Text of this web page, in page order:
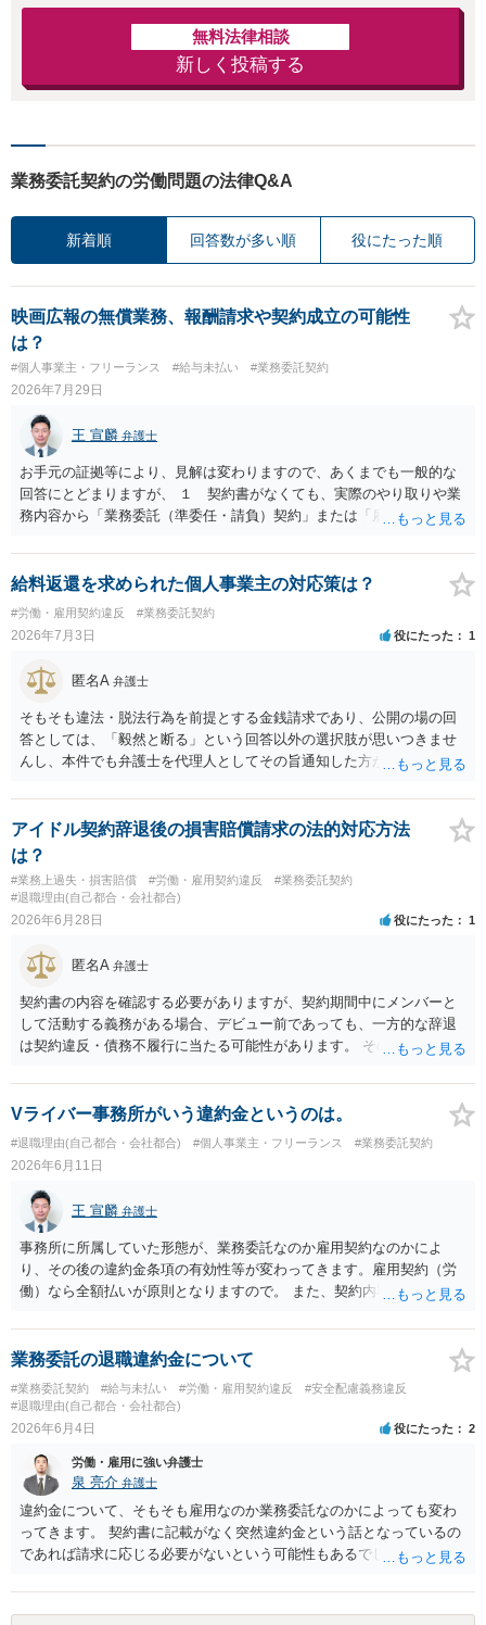
無料法律相談
新しく投稿する
業務委託契約の労働問題の法律Q&A
新着順 回答数が多い順 役にたった順
映画広報の無償業務、報酬請求や契約成立の可能性
は？
#個人事業主・フリーランス #給与未払い #業務委託契約
2026年7月29日
王 宣麟 弁護士
お手元の証拠等により、見解は変わりますので、あくまでも一般的な
回答にとどまりますが、 １ 契約書がなくても、実際のやり取りや業
務内容から「業務委託（準委任・請負）契約」または「雇用契約」が
ランティア・無償協力という色彩が強かった場合には、契約内容（有
償か無償か）について当事者間の認識が大きな争点となり得ます。
２ 上記を前提に、これまでの業務についても、有償の業務委託契約
や雇用契約が成立していた前提で給与を請求するルートなどが理論上
考えられます。 もっとも、裁判等で必ず認められるわけではなく、当
事者の認識やメール・チャットの内容等の証拠関係によって結論が変
わります。 ３ 報酬額については、事前の取決めがなくても、同種業
務の相場や通常の報酬水準を基準に「相当額」を算定して請求するこ
と自体は法律上否定されません。 ただし、相手方が「無償のつもりだ
った」と反論する可能性も高く、請求額の全額がそのまま認められる
とは限らないため、交渉の場面では「理論上の満額」と「現実的な落
としどころ」を分けて考える必要があります。 ４ 制作側から名刺が
支給され、その肩書きで外部と打合せ・広報活動を行っていた事実
は、「プロジェクトの一員として継続的に業務を担当していた」こと
を裏付ける有力な事情になります。もっとも、名刺の存在だけで有償
契約や具体的な報酬額が自動的に認められるわけではなく、あくまで
他の証拠と併せて評価される位置付けです。 ５ 今後も関わる場合
は、業務範囲、報酬、期間・解約条件、著作権・クレジット表記、費
用負担等を明確に定めた業務委託契約書を締結しておくことを強くお
すすめします。円満な話し合いのためには、 ・これまでの業務内容・
負担を時系列で整理し事実関係を共有すること ・「過去の貢献への最
低限の謝意・一部清算」と「今後の関係・契約条件」の双方につい
て、複数の選択肢を用意して提案すること を意識されるとよいかと思
います。 いずれにしても、契約書がないまま継続してきた経緯や、お
互いの認識・証拠関係によって結論が左右されるため、この回答はあ
くまで一般論にとどまるものです。 具体的な見通しや請求可能額の目
安については、実際のメール・チャット・業務内容の資料をお持ちの
うえ、弁護士に個別相談されることをおすすめします。
給料返還を求められた個人事業主の対応策は？
#労働・雇用契約違反 #業務委託契約
2026年7月3日 役にたった 1
匿名A 弁護士
そもそも違法・脱法行為を前提とする金銭請求であり、公開の場の回
答としては、「毅然と断る」という回答以外の選択肢が思いつきませ
んし、本件でも弁護士を代理人としてその旨通知した方がよい事案で
アイドル契約辞退後の損害賠償請求の法的対応方法
は？
#業務上過失・損害賠償 #労働・雇用契約違反
#業務委託契約
#退職理由(自己都合・会社都合)
2026年6月28日 役にたった 1
匿名A 弁護士
契約書の内容を確認する必要がありますが、契約期間中にメンバーと
して活動する義務がある場合、デビュー前であっても、一方的な辞退
は契約違反・債務不履行に当たる可能性があります。 そのため、運営
費用、ライブ準備費用、レッスン関係費用なども、辞退によって実際
に追加で発生した合理的費用であれば、損害として主張される可能性
があります。 もっとも、運営側の請求額がそのまま認められるわけで
はありません。各費目について、具体的な損害、金額、辞退との因果
関係を示す必要があります。特に「レッスン費用無料」と表示されて
いた場合、辞退後に講師代やスタジオ代を当然に全額請求できるかは
慎重な検討が必要です。 また「家庭の事情」が正当な辞退理由になる
かは、その具体的内容によります。介護、転居、健康問題など、活動
継続が客観的に困難といえる事情があるかが重要です。 未成年であれ
ば、契約時に親権者の同意があったか、契約期間・活動義務・中途辞
退時の扱いについて親権者に説明されていたかも確認すべきです。 現
時点では、安易に支払義務を認めず、契約書、募集記事、LINE等を保
存したうえで、請求費目、金額、根拠資料の明示を求めるのがよいと
思います。回答前に弁護士へ相談することをおすすめします。
Vライバー事務所がいう違約金というのは。
#退職理由(自己都合・会社都合) #個人事業主・フリーランス #業務委託契約
2026年6月11日
王 宣麟 弁護士
事務所に所属していた形態が、業務委託なのか雇用契約なのかによ
り、その後の違約金条項の有効性等が変わってきます。雇用契約（労
働）なら全額払いが原則となりますので。 また、契約内容を合意した
で、一定の違約金を後から一方的に請求された場合、支払義務負わな
いケースもあります。 詳しくは具体的な契約内容等にもよりますの
で、契約書等一式をそろえて弁護士からアドバイスをもらうのも一つ
かと思われます。
業務委託の退職違約金について
#業務委託契約 #給与未払い #労働・雇用契約違反
#安全配慮義務違反
#退職理由(自己都合・会社都合)
2026年6月4日 役にたった 2
労働・雇用に強い弁護士
泉 亮介 弁護士
違約金について、そもそも雇用なのか業務委託なのかによっても変わ
ってきます。 契約書に記載がなく突然違約金という話となっているの
であれば請求に応じる必要がないという可能性もあるでしょう。 相手
す。